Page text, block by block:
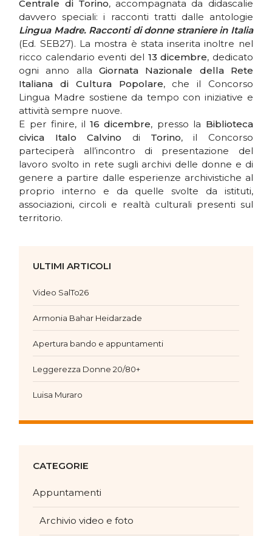
Centrale di Torino, accompagnata da didascalie
davvero speciali: i racconti tratti dalle antologie
Lingua Madre. Racconti di donne straniere in Italia
(Ed. SEB27). La mostra è stata inserita inoltre nel
ricco calendario eventi del 13 dicembre, dedicato
ogni anno alla Giornata Nazionale della Rete
Italiana di Cultura Popolare, che il Concorso
Lingua Madre sostiene da tempo con iniziative e
attività sempre nuove.
E per finire, il 16 dicembre, presso la Biblioteca
civica Italo Calvino di Torino, il Concorso
parteciperà all’incontro di presentazione del
lavoro svolto in rete sugli archivi delle donne e di
genere a partire dalle esperienze archivistiche al
proprio interno e da quelle svolte da istituti,
associazioni, circoli e realtà culturali presenti sul
territorio.
ULTIMI ARTICOLI
Video SalTo26
Armonia Bahar Heidarzade
Apertura bando e appuntamenti
Leggerezza Donne 20/80+
Luisa Muraro
CATEGORIE
Appuntamenti
Archivio video e foto